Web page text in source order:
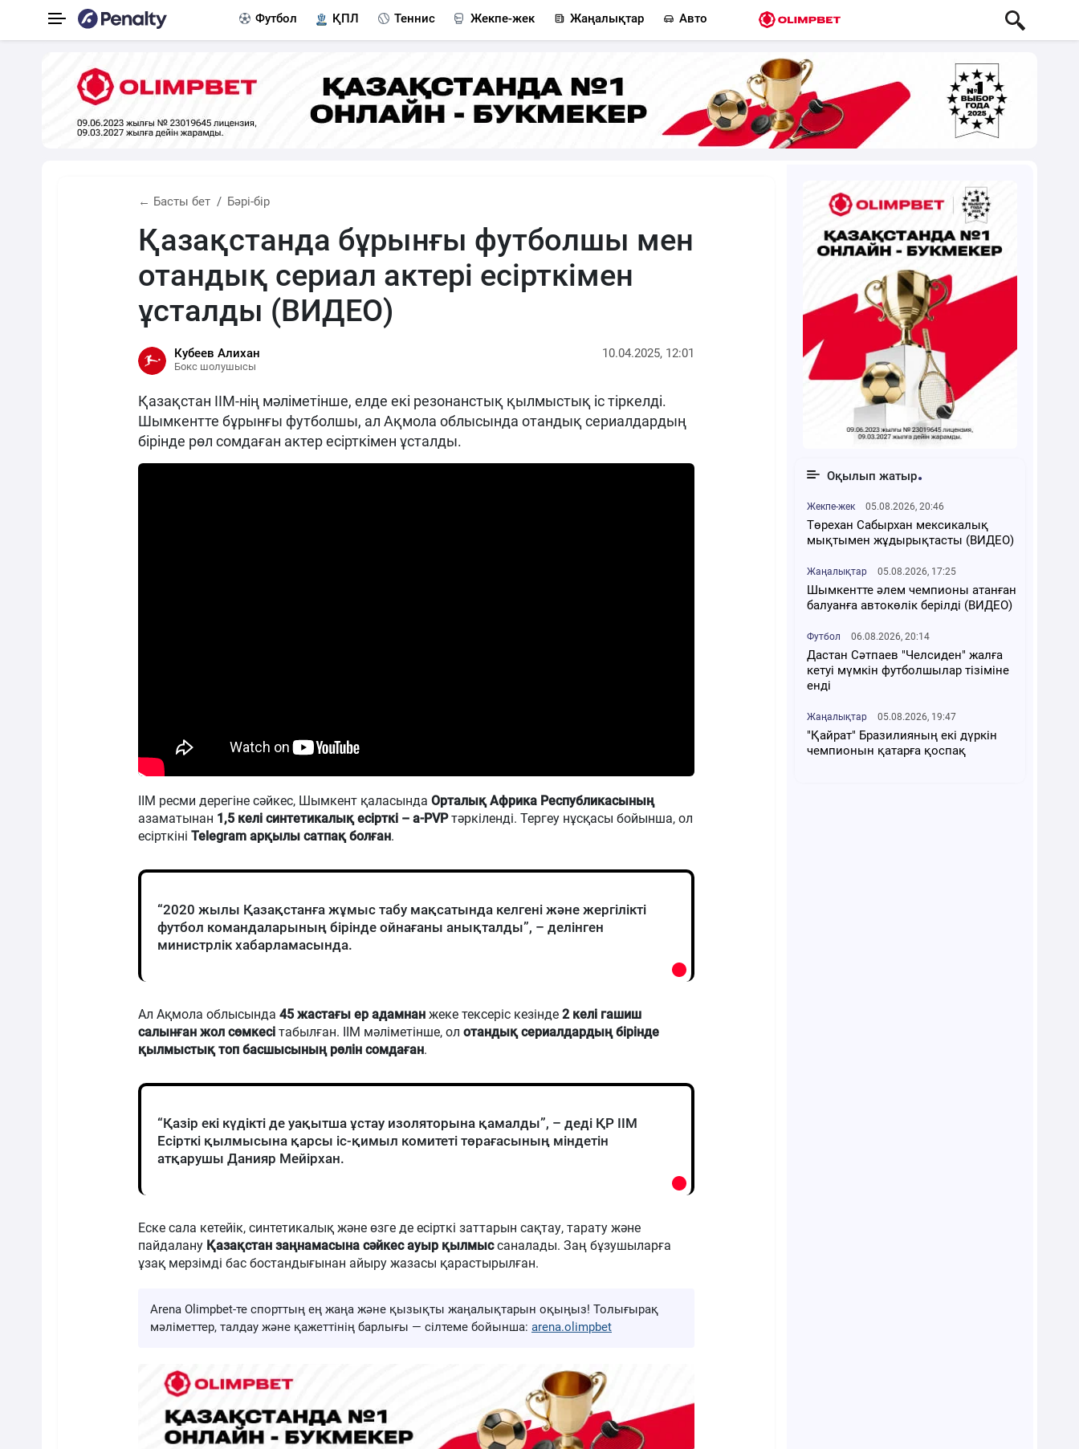
Футбол ҚПЛ Теннис Жекпе-жек Жаңалықтар Авто
← Басты бет Бәрі-бір
Қазақстанда бұрынғы футболшы мен
отандық сериал актері есірткімен
ұсталды (ВИДЕО)
Кубеев Алихан
Бокс шолушысы
10.04.2025, 12:01
Қазақстан ІІМ-нің мәліметінше, елде екі резонанстық қылмыстық іс тіркелді.
Шымкентте бұрынғы футболшы, ал Ақмола облысында отандық сериалдардың
бірінде рөл сомдаған актер есірткімен ұсталды.
ІІМ ресми дерегіне сәйкес, Шымкент қаласында Орталық Африка Республикасының
азаматынан 1,5 келі синтетикалық есірткі – a-PVPтәркіленді. Тергеу нұсқасы бойынша, ол
есірткіні Telegram арқылы сатпақ болған.
“2020 жылы Қазақстанға жұмыс табу мақсатында келгені және жергілікті
футбол командаларының бірінде ойнағаны анықталды”, – делінген
министрлік хабарламасында.
Ал Ақмола облысында 45 жастағы ер адамнан жеке тексеріс кезінде 2 келі гашиш
салынған жол сөмкесі табылған. ІІМ мәліметінше, ол отандық сериалдардың бірінде
қылмыстық топ басшысының рөлін сомдаған.
“Қазір екі күдікті де уақытша ұстау изоляторына қамалды”, – деді ҚР ІІМ
Есірткі қылмысына қарсы іс-қимыл комитеті төрағасының міндетін
атқарушы Данияр Мейірхан.
Еске сала кетейік, синтетикалық және өзге де есірткі заттарын сақтау, тарату және
пайдалану Қазақстан заңнамасына сәйкес ауыр қылмыссаналады. Заң бұзушыларға
ұзақ мерзімді бас бостандығынан айыру жазасы қарастырылған.
Arena Olimpbet-те спорттың ең жаңа және қызықты жаңалықтарын оқыңыз! Толығырақ
мәліметтер, талдау және қажеттінің барлығы — сілтеме бойынша: arena.olimpbet
Оқылып жатыр
Жекпе-жек 05.08.2026, 20:46
Төрехан Сабырхан мексикалық
мықтымен жұдырықтасты (ВИДЕО)
Жаңалықтар 05.08.2026, 17:25
Шымкентте әлем чемпионы атанған
балуанға автокөлік берілді (ВИДЕО)
Футбол 06.08.2026, 20:14
Дастан Сәтпаев "Челсиден" жалға
кетуі мүмкін футболшылар тізіміне
енді
Жаңалықтар 05.08.2026, 19:47
"Қайрат" Бразилияның екі дүркін
чемпионын қатарға қоспақ